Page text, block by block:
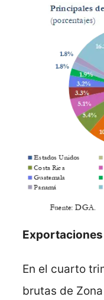
En el cuarto
brutas de